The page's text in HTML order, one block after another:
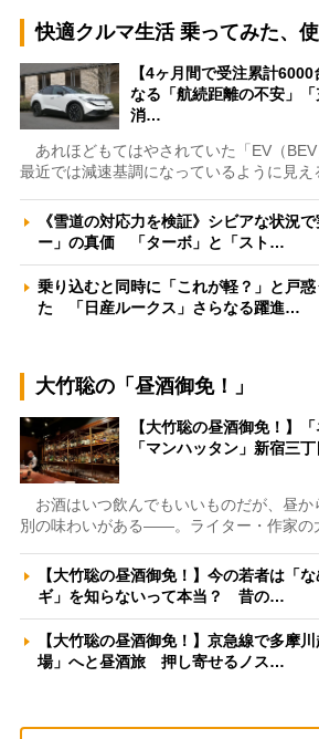
快適クルマ生活 乗ってみた、
【4ヶ月間で受注累計
なる「航続距離の不安」
消…
あれほどもてはやされていた「EV（BEV
最近では減速基調になっているように見
《雪道の対応力を検証》シビアな状況
ー」の真価 「ターボ」と「スト…
乗り込むと同時に「これが軽？」と戸
た 「日産ルークス」さらなる躍進…
大竹聡の「昼酒御免！」
【大竹聡の昼酒御免！】
「マンハッタン」新宿三
お酒はいつ飲んでもいいものだが、昼か
別の味わいがある――。ライター・作家
【大竹聡の昼酒御免！】今の若者は「
ギ」を知らないって本当？ 昔の…
【大竹聡の昼酒御免！】京急線で多摩
場」へと昼酒旅 押し寄せるノス…